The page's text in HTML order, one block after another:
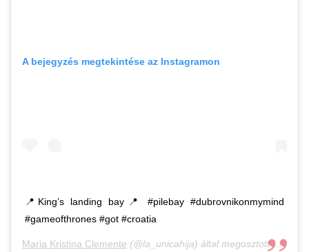
A bejegyzés megtekintése az Instagramon
📍King’s landing bay📍 #pilebay #dubrovnikonmymind
#gameofthrones #got #croatia
Maria Kristina Clemente (@la_unicahija) által megosztott bejegyzés,